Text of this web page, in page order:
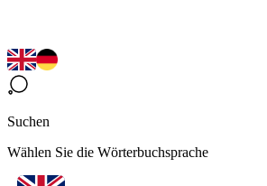
Suchen
Wählen Sie die Wörterbuchsprache